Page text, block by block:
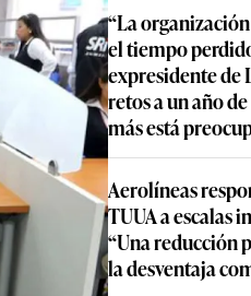
“La
el tiempo
expresidente de
retos a un año
más está
Aerolíneas
TUUA a escalas
“Una reducción
la desventaja